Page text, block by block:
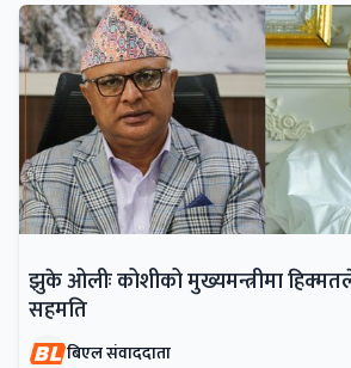
झुके ओलीः कोशीको मुख्यमन्त्रीमा
सहमति
बिएल संवाददाता